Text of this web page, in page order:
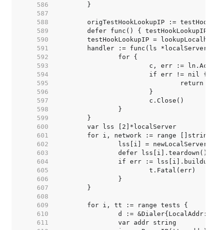
   586
   587
   588
   589
   590
   591
   592
   593
   594
   595
   596
   597
   598
   599
   600
   601
   602
   603
   604
   605
   606
   607
   608
   609
   610
   611